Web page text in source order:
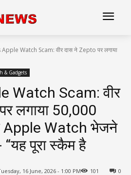
Watch Scam: वीर दास ने Zepto पर लगाया
& Gadgets
Watch Scam: वीर
लगाया 50,000
Apple Watch भेजने
पूरा स्कैम है
16 June, 2026 - 1:00 PM 0
101